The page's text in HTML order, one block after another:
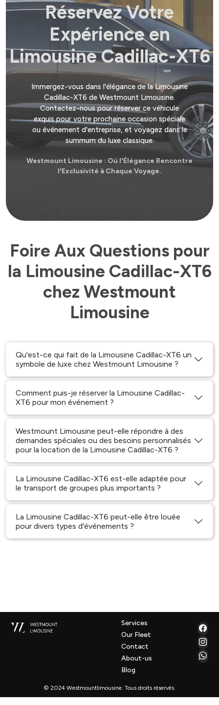
Réservez Votre
Expérience en
Limousine Cadillac-XT6
Immergez-vous dans l'élégance de la Limousine
Cadillac-XT6 de Westmount Limousine.
Contactez-nous pour réserver ce véhicule
exquis pour votre prochaine occasion spéciale
ou événement d'entreprise, et voyagez dans le
summum du luxe classique.
Westmount Limousine : Où l'Élégance Rencontre
l'Exclusivité à Chaque Voyage.
Foire Aux Questions pour
la Limousine Cadillac-XT6
chez Westmount
Limousine
Qu'est-ce qui fait de la Limousine Cadillac-XT6 un
symbole de luxe chez Westmount Limousine ?
Comment puis-je réserver la Limousine Cadillac-
XT6 pour mon événement ?
Westmount Limousine peut-elle répondre à des
demandes spéciales ou des besoins personnalisés
pour la location de la Limousine Cadillac-XT6 ?
La Limousine Cadillac-XT6 est-elle adaptée pour
le transport de groupes plus importants ?
La Limousine Cadillac-XT6 peut-elle être louée
pour divers types d'événements ?
Services
Our Fleet
Contact
About-us
Blog
© 2024 Westmountlimousine. Tous droits réservés.